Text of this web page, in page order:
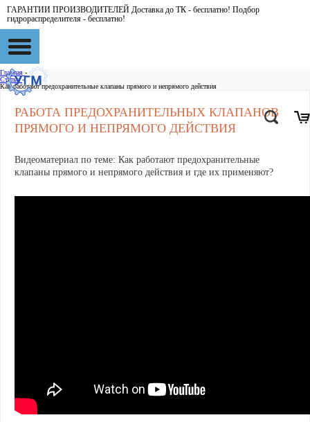
ГАРАНТИИ ПРОИЗВОДИТЕЛЕЙ Доставка до ТК - бесплатно! Подбор
гидрораспределителя - бесплатно!
Главная -
Статьи -
Как работают предохранительные клапаны прямого и непрямого действия
РАБОТА ПРЕДОХРАНИТЕЛЬНЫХ КЛАПАНОВ
ПРЯМОГО И НЕПРЯМОГО ДЕЙСТВИЯ
Видеоматериал по теме: Как работают предохранительные
клапаны прямого и непрямого действия и где их применяют?